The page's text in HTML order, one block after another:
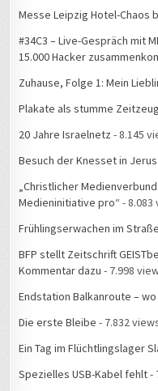
Messe Leipzig Hotel-Chaos
#34C3 – Live-Gespräch mit
15.000 Hacker
Zuhause, Folge 1: Mein
Plakate als stumme
20 Jahre Israelnetz - 8.145
Besuch der Knesset in
„Christlicher
Medieninitiative pro“ - 8.083
Frühlingserwachen im
BFP stellt Zeitschrift
Kommentar dazu - 7.998
Endstation Balkanroute –
Die erste Bleibe - 7.832
Ein Tag im Flüchtlingslager
Spezielles USB-Kabel fehlt-